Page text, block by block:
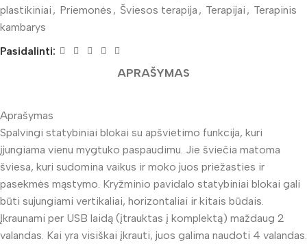
plastikiniai , Priemonės , Šviesos terapija , Terapijai , Terapinis
kambarys
Pasidalinti:
APRAŠYMAS
Aprašymas
Spalvingi statybiniai blokai su apšvietimo funkcija, kuri
įjungiama vienu mygtuko paspaudimu. Jie šviečia matoma
šviesa, kuri sudomina vaikus ir moko juos priežasties ir
pasekmės mąstymo. Kryžminio pavidalo statybiniai blokai gali
būti sujungiami vertikaliai, horizontaliai ir kitais būdais.
Įkraunami per USB laidą (įtrauktas į komplektą) maždaug 2
valandas. Kai yra visiškai įkrauti, juos galima naudoti 4 valandas.